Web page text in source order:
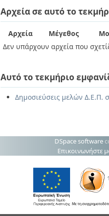
Αρχεία σε αυτό το
Αρχεία Μέγεθος
Δεν υπάρχουν αρχεία που
Αυτό το τεκμήριο
Δημοσιεύσεις μελών Δ.Ε.Π.
DSpace software
Επικοινωνήστε